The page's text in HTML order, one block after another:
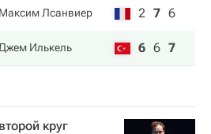
Максим Лсанвиер 2 7 6
Джем Илькель 6 6 7
круг